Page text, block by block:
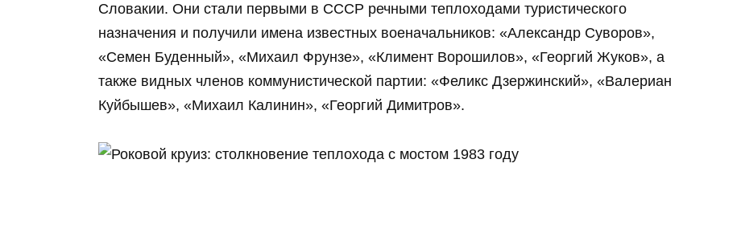
Словакии. Они стали первыми в СССР речными теплоходами туристического
назначения и получили имена известных военачальников: «Александр Суворов»,
«Семен Буденный», «Михаил Фрунзе», «Климент Ворошилов», «Георгий Жуков», а
также видных членов коммунистической партии: «Феликс Дзержинский», «Валериан
Куйбышев», «Михаил Калинин», «Георгий Димитров».